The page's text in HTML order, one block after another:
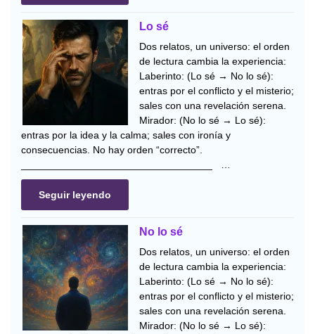
Lo sé
Dos relatos, un universo: el orden
de lectura cambia la experiencia:
Laberinto: (Lo sé → No lo sé):
entras por el conflicto y el misterio;
sales con una revelación serena.
Mirador: (No lo sé → Lo sé):
entras por la idea y la calma; sales con ironía y
consecuencias. No hay orden “correcto”.
__________________________________ …
Seguir leyendo
No lo sé
Dos relatos, un universo: el orden
de lectura cambia la experiencia:
Laberinto: (Lo sé → No lo sé):
entras por el conflicto y el misterio;
sales con una revelación serena.
Mirador: (No lo sé → Lo sé):